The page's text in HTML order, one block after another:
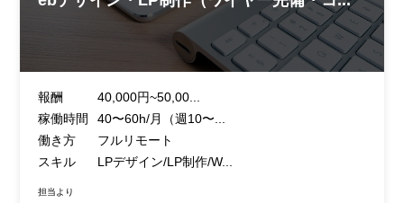
報酬
40,000円~50,00...
稼働時間
40〜60h/月（週10〜...
働き方
フルリモート
スキル
LPデザイン/LP制作/W...
担当より